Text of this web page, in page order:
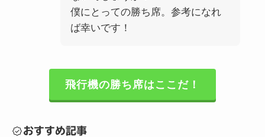
僕にとっての勝ち席。参考になれ
ば幸いです！
飛行機の勝ち席はここだ！
おすすめ記事